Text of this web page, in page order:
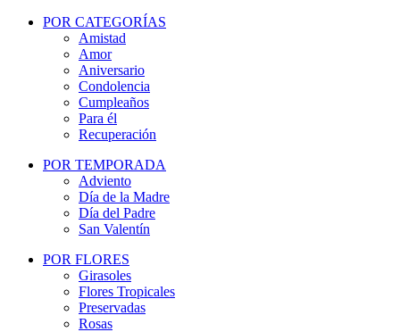
POR CATEGORÍAS
Amistad
Amor
Aniversario
Condolencia
Cumpleaños
Para él
Recuperación
POR TEMPORADA
Adviento
Día de la Madre
Día del Padre
San Valentín
POR FLORES
Girasoles
Flores Tropicales
Preservadas
Rosas